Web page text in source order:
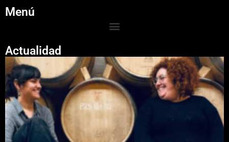
Menú
Actualidad